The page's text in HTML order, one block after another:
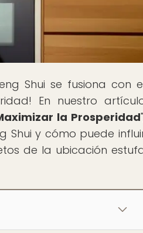
Shui se fusiona con
En nuestro
la Prosperidad
Shui y cómo puede
de la ubicación